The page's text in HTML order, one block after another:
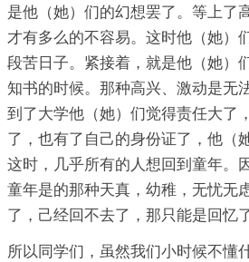
是他（她）们的幻想罢了。等上了
才有多么的不容易。这时他（她）
段苦日子。紧接着，就是他（她）
知书的时候。那种高兴、激动是无
到了大学他（她）们觉得责任大了
了，也有了自己的身份证了，他（
这时，几乎所有的人想回到童年。
童年是的那种天真，幼稚，无忧无
了，己经回不去了，那只能是回忆了
所以同学们，虽然我们小时候不懂